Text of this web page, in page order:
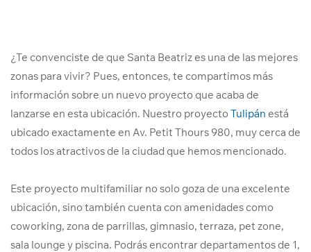
¿Te convenciste de que Santa Beatriz es una de las mejores
zonas para vivir? Pues, entonces, te compartimos más
información sobre un nuevo proyecto que acaba de
lanzarse en esta ubicación. Nuestro proyecto Tulipán está
ubicado exactamente en Av. Petit Thours 980, muy cerca de
todos los atractivos de la ciudad que hemos mencionado.
Este proyecto multifamiliar no solo goza de una excelente
ubicación, sino también cuenta con amenidades como
coworking, zona de parrillas, gimnasio, terraza, pet zone,
sala lounge y piscina. Podrás encontrar departamentos de 1,